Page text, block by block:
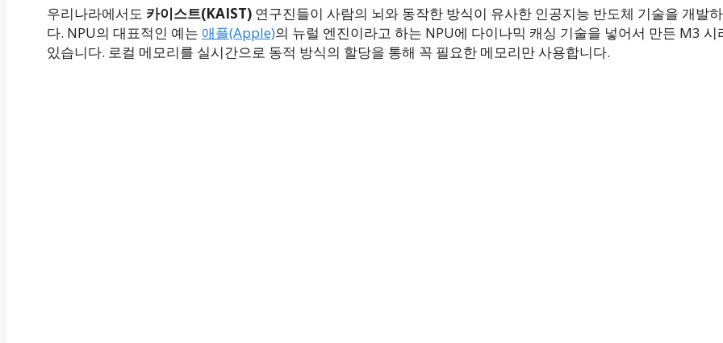
우리나라에서도 카이스트(KAIST) 연구진들이 사람의 뇌와 동작한 방식이 유사한 인공지능 반도체 기술을 개발
다. NPU의 대표적인 예는 애플(Apple)의 뉴럴 엔진이라고 하는 NPU에 다이나믹 캐싱 기술을 넣어서 만든 M3 시
있습니다. 로컬 메모리를 실시간으로 동적 방식의 할당을 통해 꼭 필요한 메모리만 사용합니다.